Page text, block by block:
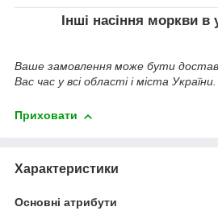
Інші насіння моркви в
Ваше замовлення може бути
Вас час у всі області і міста України.
Приховати
Характеристики
Основні атрибути